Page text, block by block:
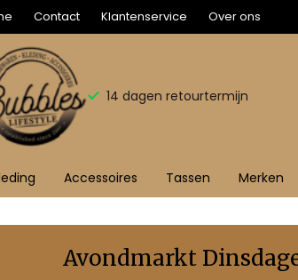
Contact Klantenservice Over ons
14 dagen retourtermijn
Accessoires Tassen Merken
Avondmarkt